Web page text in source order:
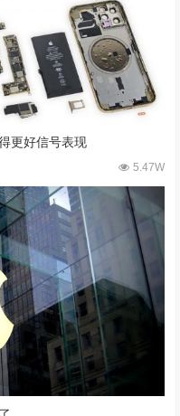
更好信号表现
5.47W